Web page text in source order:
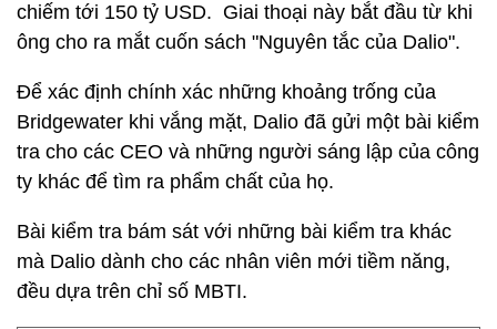
chiếm tới 150 tỷ USD. Giai thoại này bắt đầu từ khi
ông cho ra mắt cuốn sách "Nguyên tắc của Dalio".
Để xác định chính xác những khoảng trống của
Bridgewater khi vắng mặt, Dalio đã gửi một bài kiểm
tra cho các CEO và những người sáng lập của công
ty khác để tìm ra phẩm chất của họ.
Bài kiểm tra bám sát với những bài kiểm tra khác
mà Dalio dành cho các nhân viên mới tiềm năng,
đều dựa trên chỉ số MBTI.